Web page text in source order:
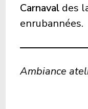
Carnaval des
enrubannées.
Ambiance